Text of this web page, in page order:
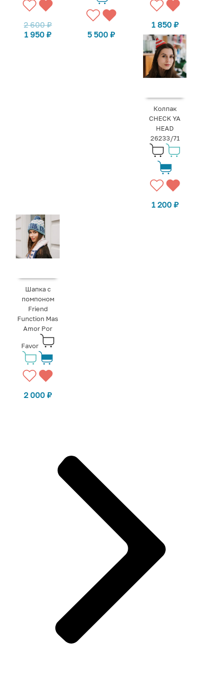
2 600₽
1 950₽ 5 500₽
1 850 ₽
Колпак
CHECK YA
HEAD
26233/71
1 200 ₽
Шапка с
помпоном
Friend
Function Mas
Amor Por
Favor
2 000₽